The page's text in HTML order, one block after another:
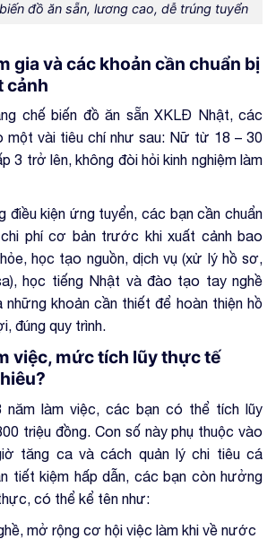
đồ ăn sẵn, lương cao, dễ trúng tuyển
gia và các khoản cần chuẩn bị
cảnh
chế biến đồ ăn sẵn XKLĐ Nhật, các
một vài tiêu chí như sau: Nữ từ 18 – 30
3 trở lên, không đòi hỏi kinh nghiệm làm
điều kiện ứng tuyển, các bạn cần chuẩn
phí cơ bản trước khi xuất cảnh bao
học tạo nguồn, dịch vụ (xử lý hồ sơ,
học tiếng Nhật và đào tạo tay nghề
khoản cần thiết để hoàn thiện hồ
đúng quy trình.
việc, mức tích lũy thực tế
năm làm việc, các bạn có thể tích lũy
triệu đồng. Con số này phụ thuộc vào
tăng ca và cách quản lý chi tiêu cá
tiết kiệm hấp dẫn, các bạn còn hưởng
có thể kể tên như:
mở rộng cơ hội việc làm khi về nước